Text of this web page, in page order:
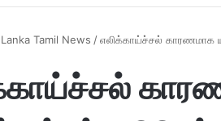
Tamil News /எலிக்காய்ச்சல் காரணமாக